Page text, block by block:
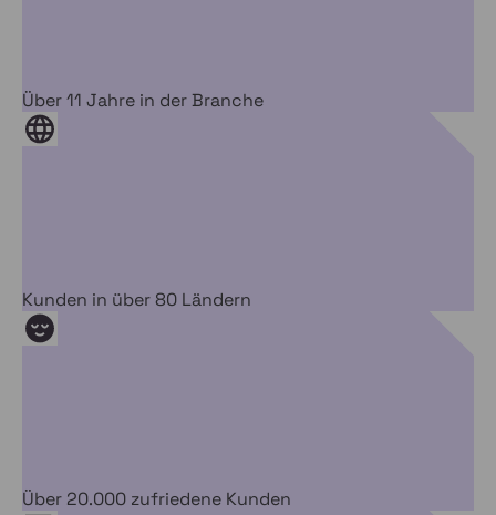
Über 11 Jahre in der Branche
Kunden in über 80 Ländern
Über 20.000 zufriedene Kunden